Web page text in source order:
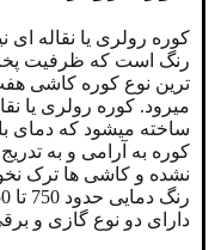
کوره رولری یا نقاله
رنگ است که ظرفیت
ترین نوع کوره کاشی
میرود. کوره رولری یا
ساخته میشود که دمای
کوره به آرامی و به
نشده و کاشی ها ترک
دارای دو نوع گازی و